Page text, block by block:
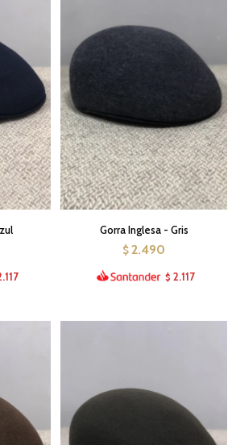
Gorra Inglesa - Gris
$ 2.490
$ 2.117